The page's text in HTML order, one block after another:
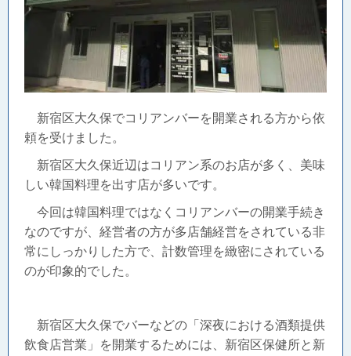
新宿区大久保でコリアンバーを開業される方から依
頼を受けました。
新宿区大久保近辺はコリアン系のお店が多く、美味
しい韓国料理を出す店が多いです。
今回は韓国料理ではなくコリアンバーの開業手続き
なのですが、経営者の方が多店舗経営をされている非
常にしっかりした方で、計数管理を緻密にされている
のが印象的でした。
新宿区大久保でバーなどの「深夜における酒類提供
飲食店営業」を開業するためには、新宿区保健所と新